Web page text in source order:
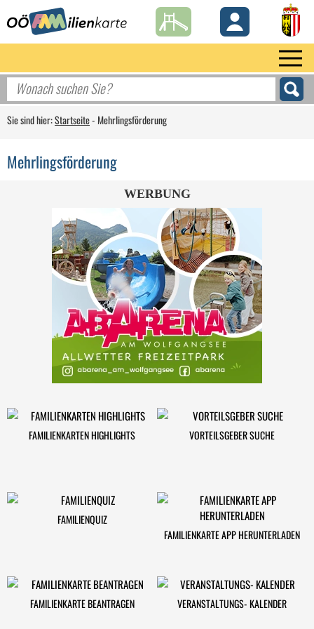
Sie sind hier:Startseite- Mehrlingsförderung
Mehrlingsförderung
WERBUNG
FAMILIENKARTEN HIGHLIGHTS VORTEILSGEBER SUCHE
FAMILIENQUIZ
FAMILIENKARTE APP HERUNTERLADEN
FAMILIENKARTE BEANTRAGEN VERANSTALTUNGS- KALENDER